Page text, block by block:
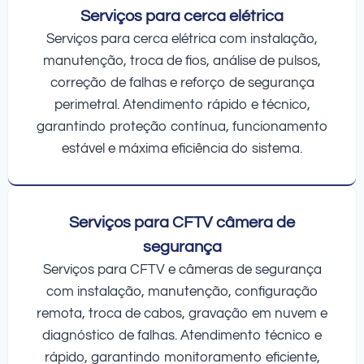
Serviços para cerca elétrica
Serviços para cerca elétrica com instalação,
manutenção, troca de fios, análise de pulsos,
correção de falhas e reforço de segurança
perimetral. Atendimento rápido e técnico,
garantindo proteção contínua, funcionamento
estável e máxima eficiência do sistema.
Serviços para CFTV câmera de
segurança
Serviços para CFTV e câmeras de segurança
com instalação, manutenção, configuração
remota, troca de cabos, gravação em nuvem e
diagnóstico de falhas. Atendimento técnico e
rápido, garantindo monitoramento eficiente,